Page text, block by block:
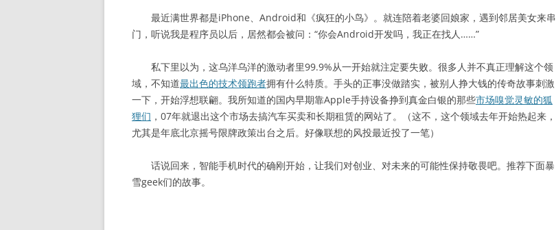
最近满世界都是iPhone、Android和《疯狂的小鸟》。就连陪着老婆回娘家，遇到邻居美女来串
门，听说我是程序员以后，居然都会被问：“你会Android开发吗，我正在找人……”
私下里以为，这乌洋乌洋的激动者里99.9%从一开始就注定要失败。很多人并不真正理解这个领
域，不知道最出色的技术领跑者拥有什么特质。手头的正事没做踏实，被别人挣大钱的传奇故事刺激
一下，开始浮想联翩。我所知道的国内早期靠Apple手持设备挣到真金白银的那些市场嗅觉灵敏的狐
狸们 ，07年就退出这个市场去搞汽车买卖和长期租赁的网站了。（这不，这个领域去年开始热起来，
尤其是年底北京摇号限牌政策出台之后。好像联想的风投最近投了一笔）
话说回来，智能手机时代的确刚开始，让我们对创业、对未来的可能性保持敬畏吧。推荐下面暴
雪geek们的故事。